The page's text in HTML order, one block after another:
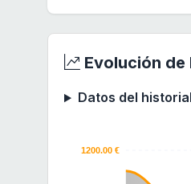
Evolución de
Datos del
1200.00 €